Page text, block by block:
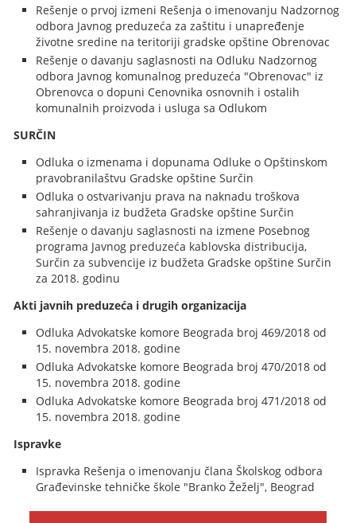
Rešenje o prvoj izmeni Rešenja o imenovanju Nadzornog
odbora Javnog preduzeća za zaštitu i unapređenje
životne sredine na teritoriji gradske opštine Obrenovac
Rešenje o davanju saglasnosti na Odluku Nadzornog
odbora Javnog komunalnog preduzeća "Obrenovac" iz
Obrenovca o dopuni Cenovnika osnovnih i ostalih
komunalnih proizvoda i usluga sa Odlukom
SURČIN
Odluka o izmenama i dopunama Odluke o Opštinskom
pravobranilaštvu Gradske opštine Surčin
Odluka o ostvarivanju prava na naknadu troškova
sahranjivanja iz budžeta Gradske opštine Surčin
Rešenje o davanju saglasnosti na izmene Posebnog
programa Javnog preduzeća kablovska distribucija,
Surčin za subvencije iz budžeta Gradske opštine Surčin
za 2018. godinu
Akti javnih preduzeća i drugih organizacija
Odluka Advokatske komore Beograda broj 469/2018 od
15. novembra 2018. godine
Odluka Advokatske komore Beograda broj 470/2018 od
15. novembra 2018. godine
Odluka Advokatske komore Beograda broj 471/2018 od
15. novembra 2018. godine
Ispravke
Ispravka Rešenja o imenovanju člana Školskog odbora
Građevinske tehničke škole "Branko Žeželj", Beograd